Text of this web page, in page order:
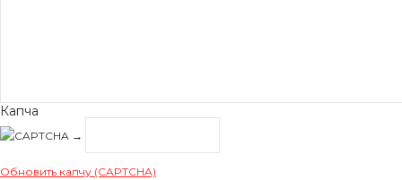
Капча
→
Обновить капчу (CAPTCHA)